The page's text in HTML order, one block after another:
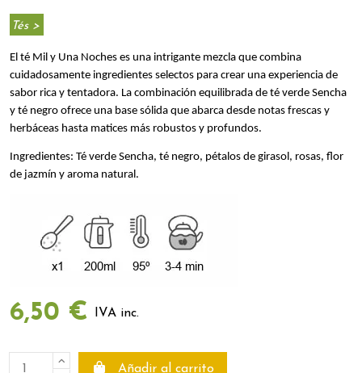
Tés >
El té Mil y Una Noches es una intrigante mezcla que combina
cuidadosamente ingredientes selectos para crear una experiencia de
sabor rica y tentadora. La combinación equilibrada de té verde Sencha
y té negro ofrece una base sólida que abarca desde notas frescas y
herbáceas hasta matices más robustos y profundos.
Ingredientes: Té verde Sencha, té negro, pétalos de girasol, rosas, flor
de jazmín y aroma natural.
6,50 € IVA inc.
Añadir al carrito